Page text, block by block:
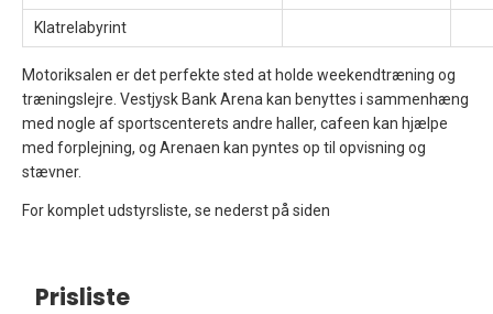
Klatrelabyrint
Motoriksalen er det perfekte sted at holde weekendtræning og
træningslejre. Vestjysk Bank Arena kan benyttes i sammenhæng
med nogle af sportscenterets andre haller, cafeen kan hjælpe
med forplejning, og Arenaen kan pyntes op til opvisning og
stævner.
For komplet udstyrsliste, se nederst på siden
Prisliste